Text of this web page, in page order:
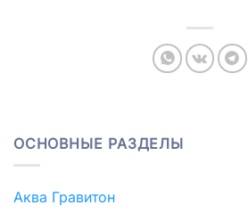
ОСНОВНЫЕ РАЗДЕЛЫ
Аква Гравитон